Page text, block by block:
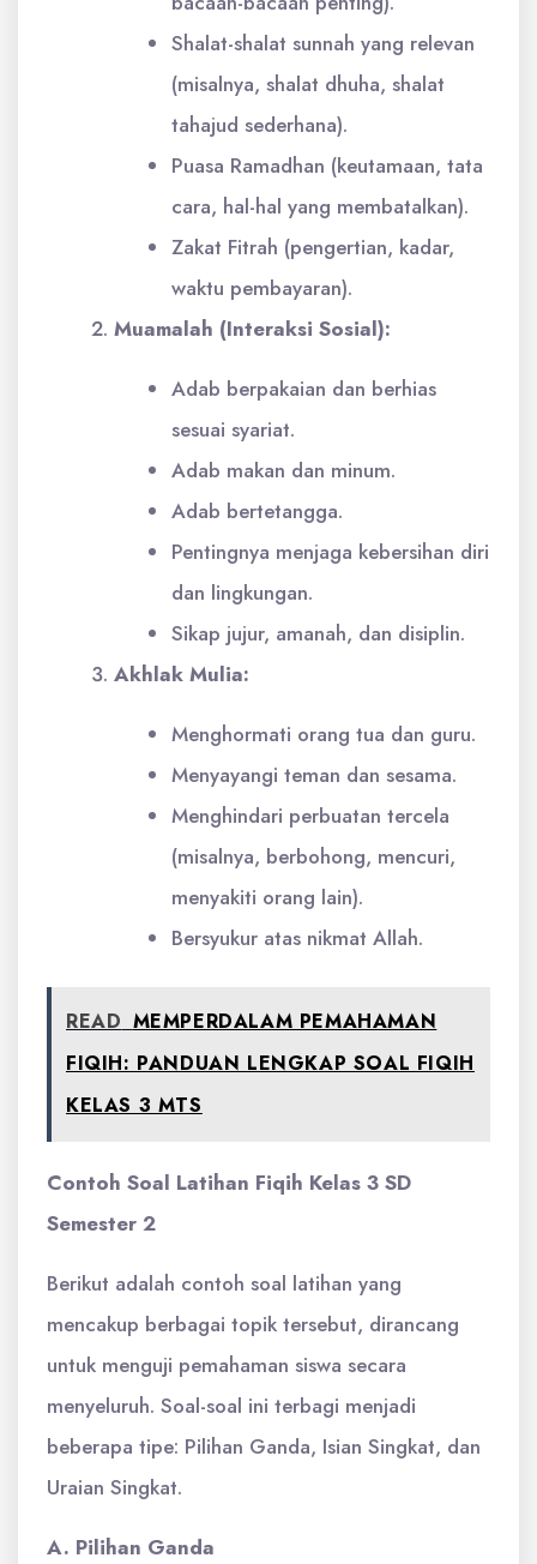
Shalat-shalat sunnah yang relevan
(misalnya, shalat dhuha, shalat
tahajud sederhana).
Puasa Ramadhan (keutamaan, tata
cara, hal-hal yang membatalkan).
Zakat Fitrah (pengertian, kadar,
waktu pembayaran).
Muamalah (Interaksi Sosial):
Adab berpakaian dan berhias
sesuai syariat.
Adab makan dan minum.
Adab bertetangga.
Pentingnya menjaga kebersihan diri
dan lingkungan.
Sikap jujur, amanah, dan disiplin.
Akhlak Mulia:
Menghormati orang tua dan guru.
Menyayangi teman dan sesama.
Menghindari perbuatan tercela
(misalnya, berbohong, mencuri,
menyakiti orang lain).
Bersyukur atas nikmat Allah.
READ MEMPERDALAM PEMAHAMAN
FIQIH: PANDUAN LENGKAP SOAL FIQIH
KELAS 3 MTS
Contoh Soal Latihan Fiqih Kelas 3 SD
Semester 2
Berikut adalah contoh soal latihan yang
mencakup berbagai topik tersebut, dirancang
untuk menguji pemahaman siswa secara
menyeluruh. Soal-soal ini terbagi menjadi
beberapa tipe: Pilihan Ganda, Isian Singkat, dan
Uraian Singkat.
A. Pilihan Ganda